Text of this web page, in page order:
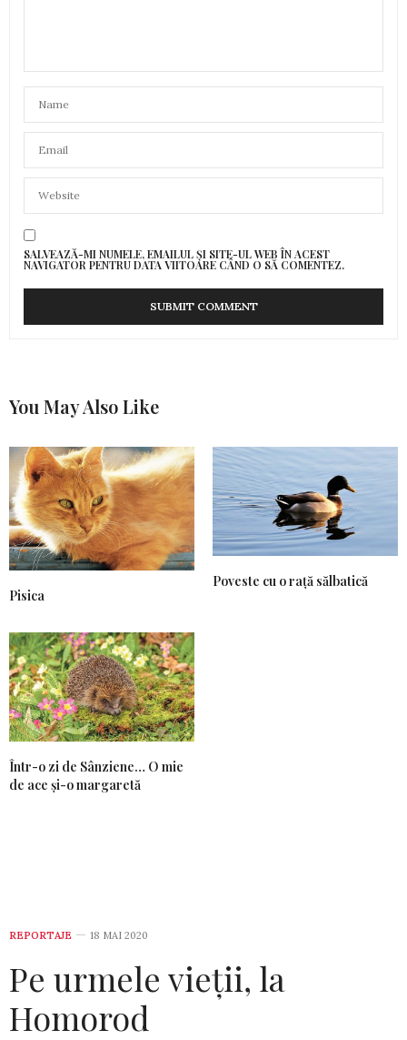
SALVEAZĂ-MI NUMELE, EMAILUL ȘI SITE-UL WEB ÎN ACEST
NAVIGATOR PENTRU DATA VIITOARE CÂND O SĂ COMENTEZ.
You May Also Like
Pisica
Poveste cu o rață sălbatică
Într-o zi de Sânziene… O mie
de ace și-o margaretă
REPORTAJE 18 MAI 2020
Pe urmele vieții, la
Homorod